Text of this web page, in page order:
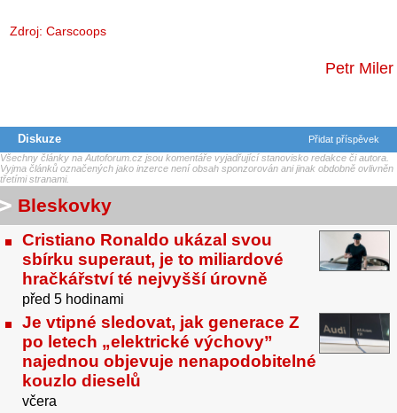
Zdroj: Carscoops
Petr Miler
Diskuze
Přidat příspěvek
Všechny články na Autoforum.cz jsou komentáře vyjadřující stanovisko redakce či autora.
Vyjma článků označených jako inzerce není obsah sponzorován ani jinak obdobně ovlivněn
třetími stranami.
Bleskovky
Cristiano Ronaldo ukázal svou
sbírku superaut, je to miliardové
hračkářství té nejvyšší úrovně
před 5 hodinami
Je vtipné sledovat, jak generace Z
po letech „elektrické výchovy”
najednou objevuje nenapodobitelné
kouzlo dieselů
včera